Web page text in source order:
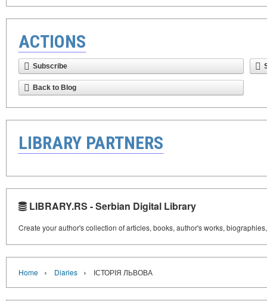
ACTIONS
Subscribe
Back to Blog
LIBRARY PARTNERS
LIBRARY.RS - Serbian Digital Library
Create your author's collection of articles, books, author's works,
Home › Diaries › ІСТОРІЯ ЛЬВОВА